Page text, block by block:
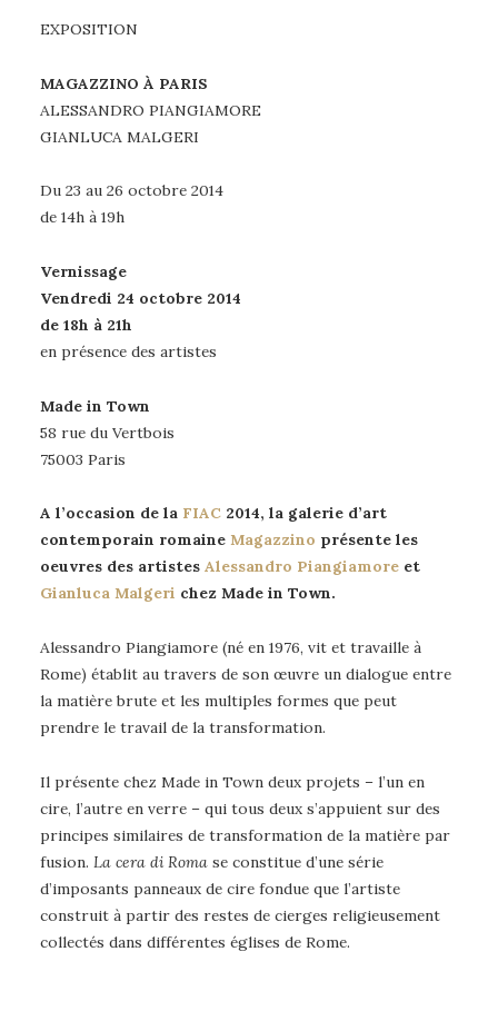
EXPOSITION
MAGAZZINO À PARIS
ALESSANDRO PIANGIAMORE
GIANLUCA MALGERI
Du 23 au 26 octobre 2014
de 14h à 19h
Vernissage
Vendredi 24 octobre 2014
de 18h à 21h
en présence des artistes
Made in Town
58 rue du Vertbois
75003 Paris
A l’occasion de la FIAC 2014, la galerie d’art
contemporain romaine Magazzino présente les
oeuvres des artistes Alessandro Piangiamore et
Gianluca Malgeri chez Made in Town.
Alessandro Piangiamore (né en 1976, vit et travaille à
Rome) établit au travers de son œuvre un dialogue entre
la matière brute et les multiples formes que peut
prendre le travail de la transformation.
Il présente chez Made in Town deux projets – l’un en
cire, l’autre en verre – qui tous deux s’appuient sur des
principes similaires de transformation de la matière par
fusion. La cera di Roma se constitue d’une série
d’imposants panneaux de cire fondue que l’artiste
construit à partir des restes de cierges religieusement
collectés dans différentes églises de Rome.